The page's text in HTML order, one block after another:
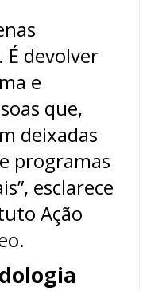
devolver
e
que,
deixadas
programas
esclarece
Ação